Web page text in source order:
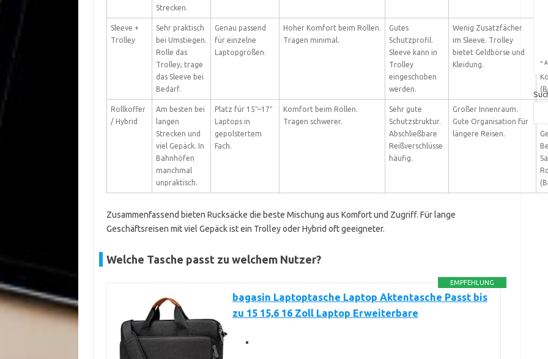
Strecken.
Sleeve +
Trolley
Sehr praktisch
bei Umstiegen.
Rolle das
Trolley, trage
das Sleeve bei
Bedarf.
Genau passend
für einzelne
Laptopgrößen.
Hoher Komfort beim Rollen.
Tragen minimal.
Gutes
Schutzprofil.
Sleeve kann in
Trolley
eingeschoben
werden.
Wenig Zusatzfächer
im Sleeve. Trolley
bietet Geldbörse und
Kleidung.
Rollkoffer
/ Hybrid
Am besten bei
langen
Strecken und
viel Gepäck. In
Bahnhöfen
manchmal
unpraktisch.
Platz für 15″–17″
Laptops in
gepolstertem
Fach.
Komfort beim Rollen.
Tragen schwerer.
Sehr gute
Schutzstruktur.
Abschließbare
Reißverschlüsse
häufig.
Großer Innenraum.
Gute Organisation für
längere Reisen.
Zusammenfassend bieten Rucksäcke die beste Mischung aus Komfort und Zugriff. Für lange
Geschäftsreisen mit viel Gepäck ist ein Trolley oder Hybrid oft geeigneter.
Welche Tasche passt zu welchem Nutzer?
EMPFEHLUNG
bagasin Laptoptasche Laptop Aktentasche Passt bis
zu 15 15,6 16 Zoll Laptop Erweiterbare
*